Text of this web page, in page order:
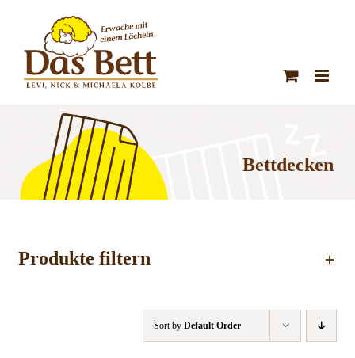
Bettdecken
Produkte filtern
Sort byDefault Order